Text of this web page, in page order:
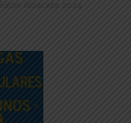
Salón Albacete 2024